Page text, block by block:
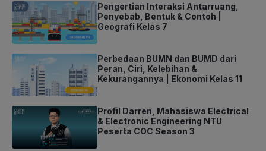
Pengertian Interaksi Antarruang,
Penyebab, Bentuk & Contoh |
Geografi Kelas 7
Perbedaan BUMN dan BUMD dari
Peran, Ciri, Kelebihan &
Kekurangannya | Ekonomi Kelas 11
Profil Darren, Mahasiswa Electrical
& Electronic Engineering NTU
Peserta COC Season 3